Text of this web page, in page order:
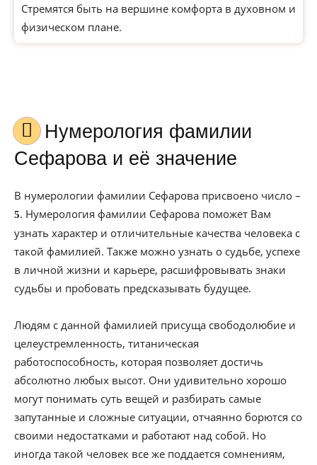
Стремятся быть на вершине комфорта в духовном и
физическом плане.
Нумерология фамилии
Сефарова и её значение
В нумерологии фамилии Сефарова присвоено число –
5. Нумерология фамилии Сефарова поможет Вам
узнать характер и отличительные качества человека с
такой фамилией. Также можно узнать о судьбе, успехе
в личной жизни и карьере, расшифровывать знаки
судьбы и пробовать предсказывать будущее.
Людям с данной фамилией присуща свободолюбие и
целеустремленность, титаническая
работоспособность, которая позволяет достичь
абсолютно любых высот. Они удивительно хорошо
могут понимать суть вещей и разбирать самые
запутанные и сложные ситуации, отчаянно борются со
своими недостатками и работают над собой. Но
иногда такой человек все же поддается сомнениям,